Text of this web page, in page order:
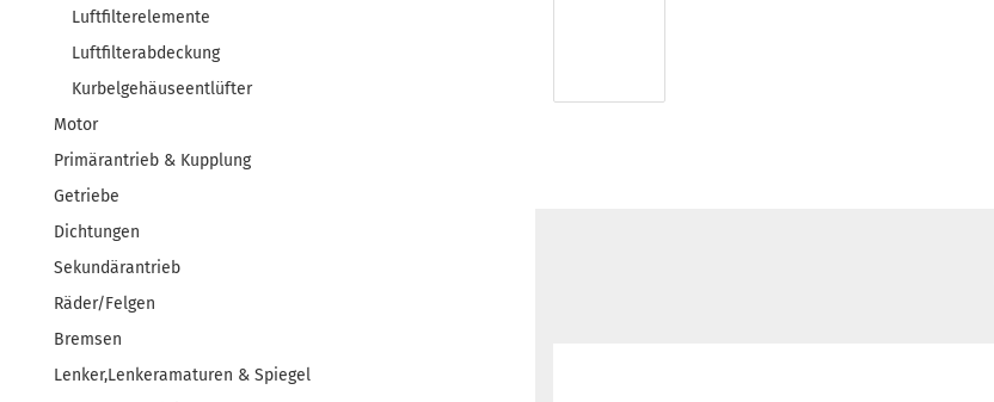
Luftfilterelemente
Luftfilterabdeckung
Kurbelgehäuseentlüfter
Motor
Primärantrieb & Kupplung
Getriebe
Dichtungen
Sekundärantrieb
Räder/Felgen
Bremsen
Lenker,Lenkeramaturen & Spiegel